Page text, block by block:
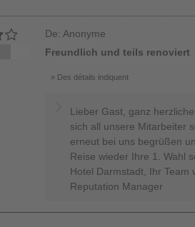
De: Anonyme
Freundlich und teils renoviert
Des détails indiquent
Lieber Gast, ganz
sich all unsere Mitarbeiter
erneut bei uns begrüßen
Reise wieder Ihre 1. Wahl
Hotel Darmstadt, Ihr Team
Reputation Manager